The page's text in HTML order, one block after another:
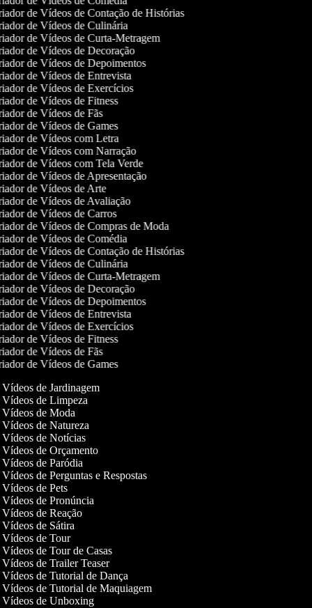
de Vídeos de Contação de Histórias
de Vídeos de Culinária
de Vídeos de Curta-Metragem
de Vídeos de Decoração
de Vídeos de Depoimentos
de Vídeos de Entrevista
de Vídeos de Exercícios
de Vídeos de Fitness
de Vídeos de Fãs
de Vídeos de Games
de Vídeos com Letra
de Vídeos com Narração
de Vídeos com Tela Verde
de Vídeos de Apresentação
de Vídeos de Arte
de Vídeos de Avaliação
de Vídeos de Carros
de Vídeos de Compras de Moda
de Vídeos de Comédia
de Vídeos de Contação de Histórias
de Vídeos de Culinária
de Vídeos de Curta-Metragem
de Vídeos de Decoração
de Vídeos de Depoimentos
de Vídeos de Entrevista
de Vídeos de Exercícios
de Vídeos de Fitness
de Vídeos de Fãs
de Vídeos de Games
Vídeos de Jardinagem
Vídeos de Limpeza
Vídeos de Moda
Vídeos de Natureza
Vídeos de Notícias
Vídeos de Orçamento
Vídeos de Paródia
Vídeos de Perguntas e Respostas
Vídeos de Pets
Vídeos de Pronúncia
Vídeos de Reação
Vídeos de Sátira
Vídeos de Tour
Vídeos de Tour de Casas
Vídeos de Trailer Teaser
Vídeos de Tutorial de Dança
Vídeos de Tutorial de Maquiagem
Vídeos de Unboxing